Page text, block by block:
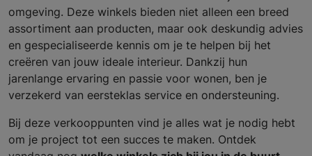
omgeving. Deze winkels bieden niet alleen een breed
assortiment aan producten, maar ook deskundig advies
en gespecialiseerde kennis om je te helpen bij het
creëren van jouw ideale interieur. Dankzij hun
jarenlange ervaring en passie voor wonen, ben je
verzekerd van eersteklas service en ondersteuning.
Bij deze verkooppunten vind je alles wat je nodig hebt
om je project tot een succes te maken. Ontdek